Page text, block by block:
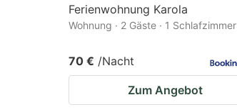
Ferienwohnung Karola
Wohnung · 2 Gäste · 1 Schlafzimmer
70 € /Nacht
Zum Angebot